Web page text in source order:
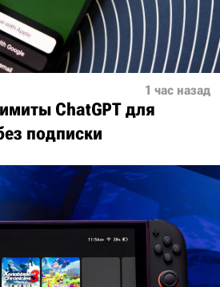
1 час назад
ChatGPT для
подписки